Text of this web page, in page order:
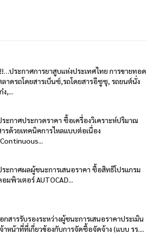
ประกาศการยาสูบแห่งประเทศไทย การขายทอด
ลาดรถโดยสารเบ็นซ์,รถโดยสารอีซูซุ, รถยนต์นั่ง
ง,...
ะกาศประกวดราคา ซื้อเครื่องวิเคราะห์ปริมาณ
รด้วยเทคนิคการไหลแบบต่อเนื่อง
ระกาศผลผู้ชนะการเสนอราคา ซื้อสิทธิโปรแกรม
มพิวเตอร์ AUTOCAD...
กสารรับรองระหว่างผู้ชนะการเสนอราคาประเมิน
าหน้าที่ที่เกี่ยวข้องกับการจัดซื้อจัดจ้าง (แบบ รร....